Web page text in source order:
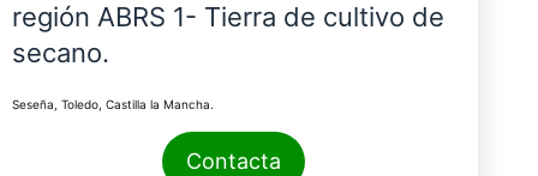
región ABRS 1- Tierra de cultivo de
secano.
Seseña, Toledo, Castilla la Mancha.
Contacta